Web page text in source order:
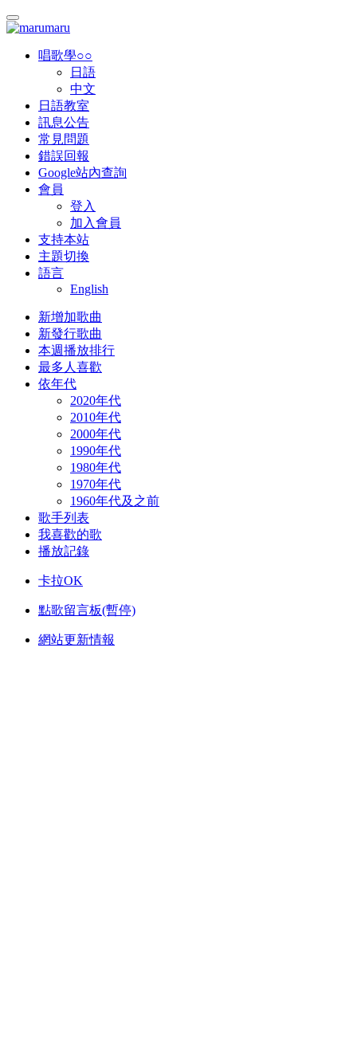
唱歌學○○
日語
中文
日語教室
訊息公告
常見問題
錯誤回報
Google站內查詢
會員
登入
加入會員
支持本站
主題切換
語言
English
新增加歌曲
新發行歌曲
本週播放排行
最多人喜歡
依年代
2020年代
2010年代
2000年代
1990年代
1980年代
1970年代
1960年代及之前
歌手列表
我喜歡的歌
播放記錄
卡拉OK
點歌留言板(暫停)
網站更新情報